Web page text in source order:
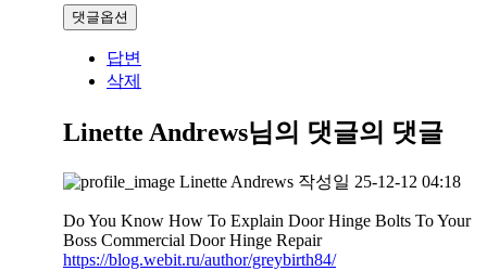
댓글옵션
답변
삭제
Linette Andrews님의 댓글의 댓글
Linette Andrews 작성일 25-12-12 04:18
Do You Know How To Explain Door Hinge Bolts To Your
Boss Commercial Door Hinge Repair
https://blog.webit.ru/author/greybirth84/